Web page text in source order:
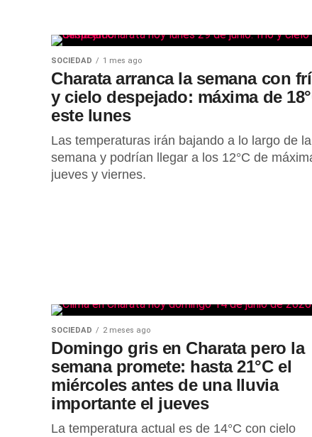
SOCIEDAD 1 mes ago
Charata arranca la semana con
y cielo despejado: máxima de
este lunes
Las temperaturas irán bajando a lo largo de la
semana y podrían llegar a los 12°C de
jueves y viernes.
SOCIEDAD 2 meses ago
Domingo gris en Charata pero la
semana promete: hasta 21°C el
miércoles antes de una lluvia
importante el jueves
La temperatura actual es de 14°C con cielo